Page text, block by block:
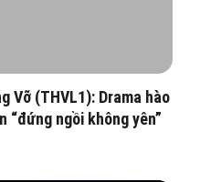
Vỡ (THVL1): Drama hào
“đứng ngồi không yên”